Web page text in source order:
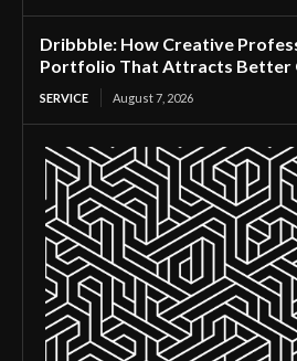
Dribbble: How Creative
Portfolio That Attracts Better
SERVICE August 7, 2026